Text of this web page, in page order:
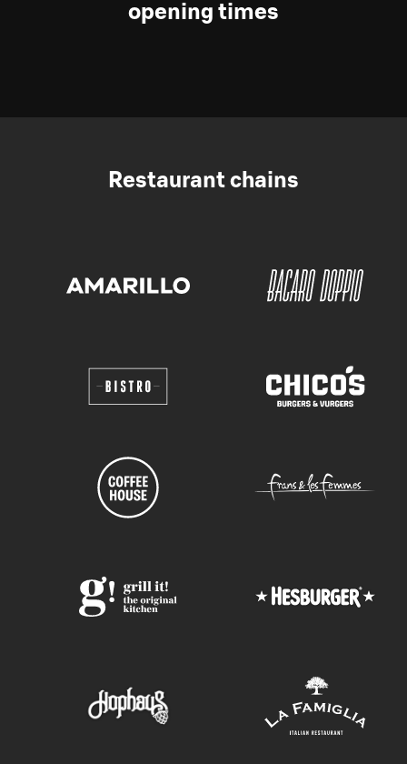
opening times
Restaurant chains